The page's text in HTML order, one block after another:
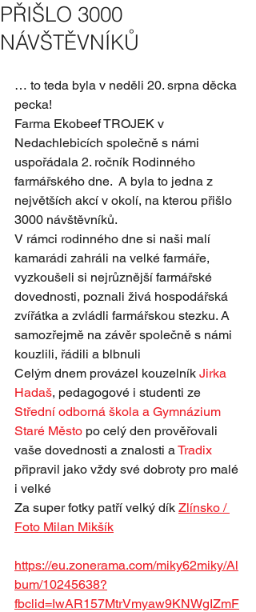
PŘIŠLO 3000
NÁVŠTĚVNÍKŮ
… to teda byla v neděli 20. srpna děcka
pecka!
Farma Ekobeef TROJEK v
Nedachlebicích společně s námi
uspořádala 2. ročník Rodinného
farmářského dne.  A byla to jedna z
největších akcí v okolí, na kterou přišlo
3000 návštěvníků.
V rámci rodinného dne si naši malí
kamarádi zahráli na velké farmáře,
vyzkoušeli si nejrůznější farmářské
dovednosti, poznali živá hospodářská
zvířátka a zvládli farmářskou stezku. A
samozřejmě na závěr společně s námi
kouzlili, řádili a blbnuli
Celým dnem provázel kouzelník Jirka
Hadaš, pedagogové i studenti ze
Střední odborná škola a Gymnázium
Staré Město po celý den prověřovali
vaše dovednosti a znalosti a Tradix
připravil jako vždy své dobroty pro malé
i velké
Za super fotky patří velký dík Zlínsko /
Foto Milan Mikšík
https://eu.zonerama.com/miky62miky/Al
bum/10245638?
fbclid=IwAR157MtrVmyaw9KNWgIZmF